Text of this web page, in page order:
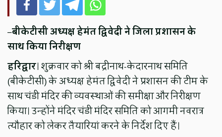
–बीकेटीसी अध्यक्ष हेमंत द्विवेदी ने जिला प्रशासन के
साथ किया निरीक्षण
हरिद्वार। शुक्रवार को श्री बद्रीनाथ-केदारनाथ समिति
(बीकेटीसी) के अध्यक्ष हेमंत द्विवेदी ने प्रशासन की टीम के
साथ चंडी मंदिर की व्यवस्थाओं की समीक्षा और निरीक्षण
किया। उन्होंने मंदिर चंडी मंदिर समिति को आगमी नवरात्र
त्यौहार को लेकर तैयारियां करने के निर्देश दिए हैं।